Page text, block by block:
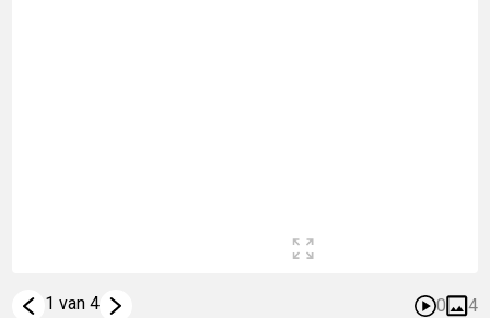
1 van 4 0 4